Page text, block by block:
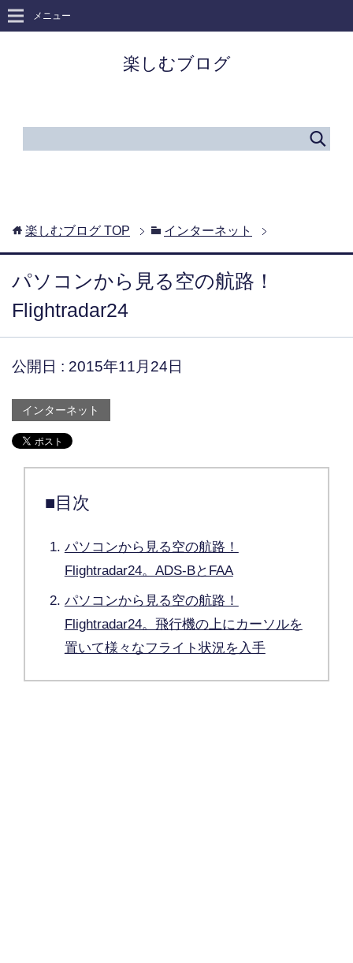
楽しむブログ
メニュー
楽しむブログ TOP インターネット
パソコンから見る空の航路！
Flightradar24
公開日 : 2015年11月24日
インターネット
■目次
パソコンから見る空の航路！
Flightradar24。ADS-BとFAA
パソコンから見る空の航路！
Flightradar24。飛行機の上にカーソルを
置いて様々なフライト状況を入手